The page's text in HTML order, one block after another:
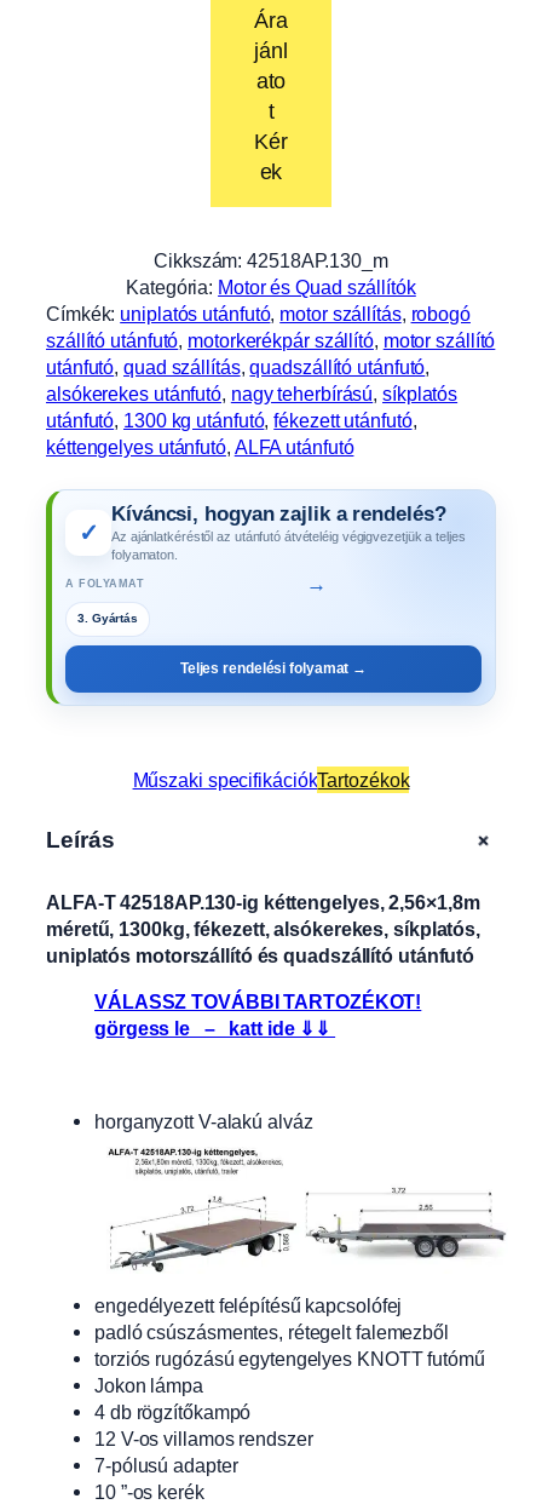
Ára
jánl
ato
t
Kér
ek
Cikkszám: 42518AP.130_m
Kategória: Motor és Quad szállítók
Címkék: uniplatós utánfutó, motor szállítás, robogó
szállító utánfutó, motorkerékpár szállító, motor szállító
utánfutó, quad szállítás, quadszállító utánfutó
alsókerekes utánfutó, nagy teherbírású, síkplatós
utánfutó, 1300 kg utánfutó, fékezett utánfutó
kéttengelyes utánfutó, ALFA utánfutó
✓
Kíváncsi, hogyan zajlik a rendelés?
Az ajánlatkéréstől az utánfutó átvételéig végigvezetjük a teljes
folyamaton.
A FOLYAMAT →
3. Gyártás
Teljes rendelési folyamat →
Műszaki specifikációkTartozékok
Leírás +
ALFA-T 42518AP.130-ig kéttengelyes, 2,56×1,8m
méretű, 1300kg, fékezett, alsókerekes, síkplatós,
uniplatós motorszállító és quadszállító utánfutó
VÁLASSZ TOVÁBBI TARTOZÉKOT!
görgess le – katt ide ⇓⇓
horganyzott V-alakú alváz
engedélyezett felépítésű kapcsolófej
padló csúszásmentes, rétegelt falemezből
torziós rugózású egytengelyes KNOTT futómű
Jokon lámpa
4 db rögzítőkampó
12 V-os villamos rendszer
7-pólusú adapter
10 ”-os kerék